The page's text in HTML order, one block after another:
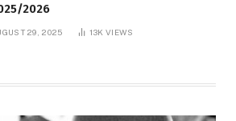
2026
29, 2025 13KVIEWS